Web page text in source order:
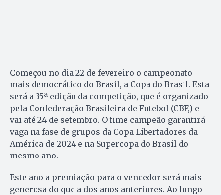
Começou no dia 22 de fevereiro o campeonato
mais democrático do Brasil, a Copa do Brasil. Esta
será a 35ª edição da competição, que é organizado
pela Confederação Brasileira de Futebol (CBF,) e
vai até 24 de setembro. O time campeão garantirá
vaga na fase de grupos da Copa Libertadores da
América de 2024 e na Supercopa do Brasil do
mesmo ano.
Este ano a premiação para o vencedor será mais
generosa do que a dos anos anteriores. Ao longo